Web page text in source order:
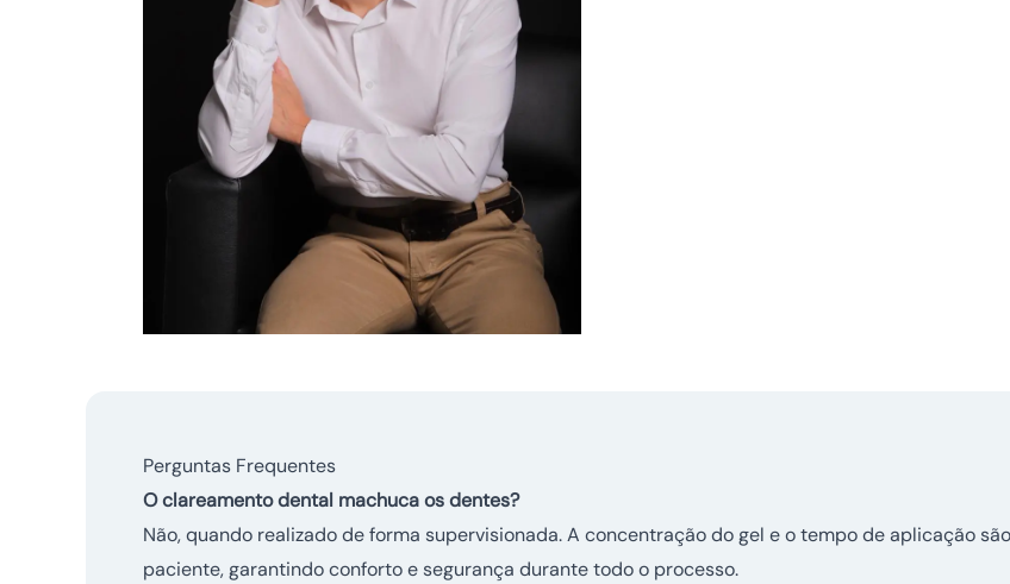
Perguntas Frequentes
O clareamento dental machuca os dentes?
Não, quando realizado de forma supervisionada. A concentração do gel e o tempo de aplicação
paciente, garantindo conforto e segurança durante todo o processo.